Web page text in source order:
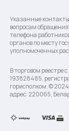
Указанные
вопросам
телефона
органов по месту
уполномоченных
В торговом
193828485,
горисполком. ©
адрес: 220065,